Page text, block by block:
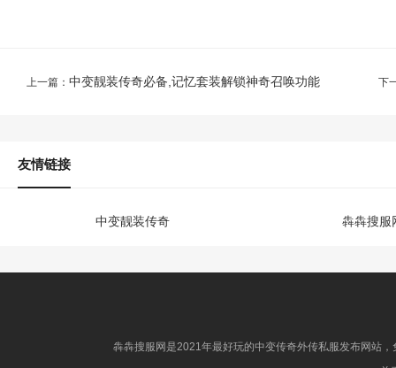
上一篇： 中变靓装传奇必备,记忆套装解锁神奇召唤功能 下
友情链接
中变靓装传奇 犇犇搜服
犇犇搜服网是2021年最好玩的中变传奇外传私服发布网站